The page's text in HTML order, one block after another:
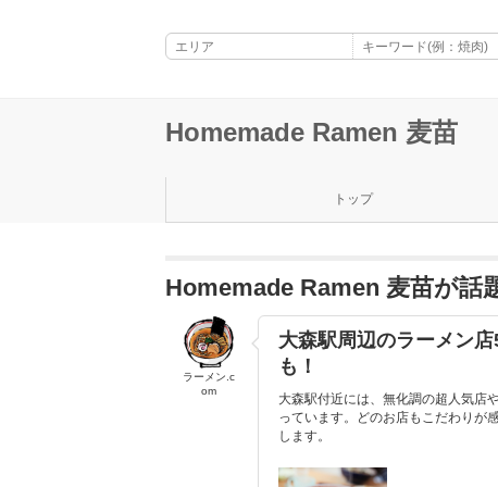
Homemade Ramen 麦苗
トップ
Homemade Ramen 麦苗が話
ラーメン.c
om
大森駅周辺のラーメン
も！
大森駅付近には、無化調の超人気店
っています。どのお店もこだわりが
します。